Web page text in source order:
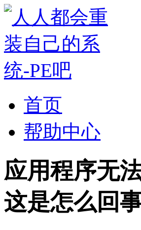
首页
帮助中心
应用程序无
这是怎么回